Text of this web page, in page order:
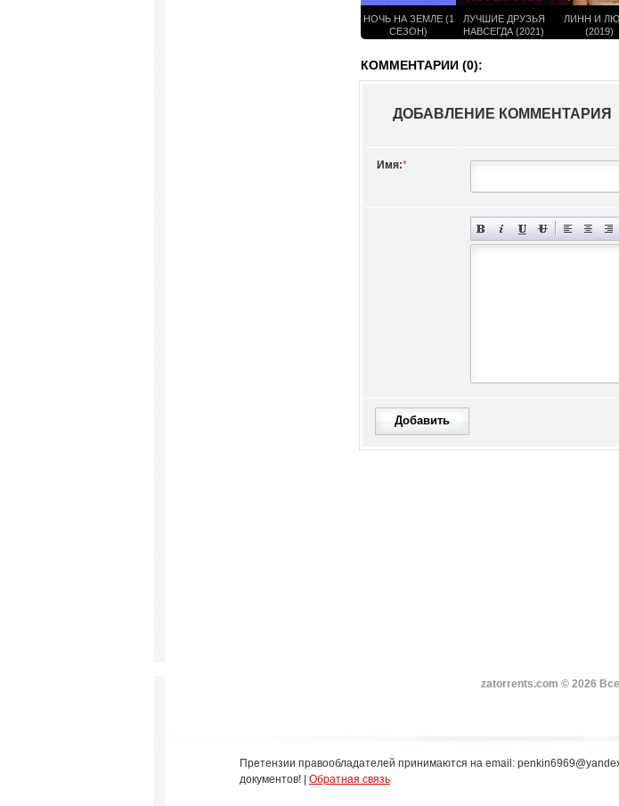
НОЧЬ НА ЗЕМЛЕ (1
СЕЗОН)
ЛУЧШИЕ ДРУЗЬЯ
НАВСЕГДА (2021)
ЛИНН И
(2019)
КОММЕНТАРИИ (0):
ДОБАВЛЕНИЕ КОММЕНТАРИЯ
Имя:*
Добавить
zatorrents.com © 2026
Претензии правообладателей принимаются на email:
документов! | Обратная связь